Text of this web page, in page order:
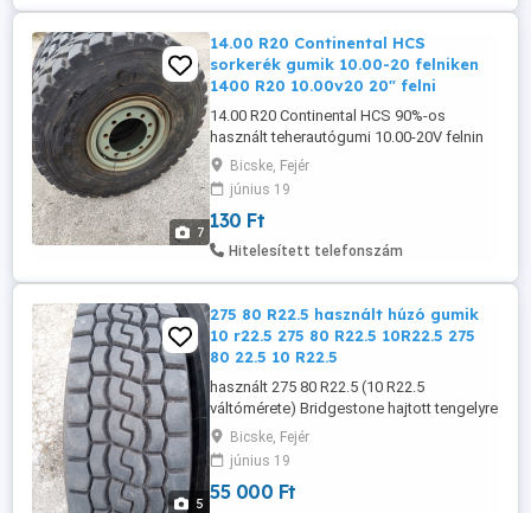
7
14.00 R20 Continental HCS
sorkerék gumik 10.00-20 felniken
1400 R20 10.00v20 20" felni
14.00 R20 Continental HCS 90%-os
használt teherautógumi 10.00-20V felnin
4db. Csak párban. 10 furatos ET120
tömlős szerelhető felnik. Atalakítható
gumi iránygyűrűvel tömlő nelkül
szerelhetővé is. gumi 130 db felni 65 db T.
06_30_684_5119 Bicske Erdőgépre, darus,
Bicske, Fejér
június 19
130 Ft
Hitelesített telefonszám
5
275 80 R22.5 használt húzó gumik
10 r22.5 275 80 R22.5 10R22.5 275
80 22.5 10 R22.5
használt 275 80 R22.5 (10 R22.5
váltómérete) Bridgestone hajtott tengelyre
való teherautógumik 80% profillal. 4db,
csak egyben eladó. 55.000- db tel
06_30_684_5119 Bicske használt húzó
tehergumi használt húzó kamiongumi ...
Bicske, Fejér
június 19
55 000 Ft